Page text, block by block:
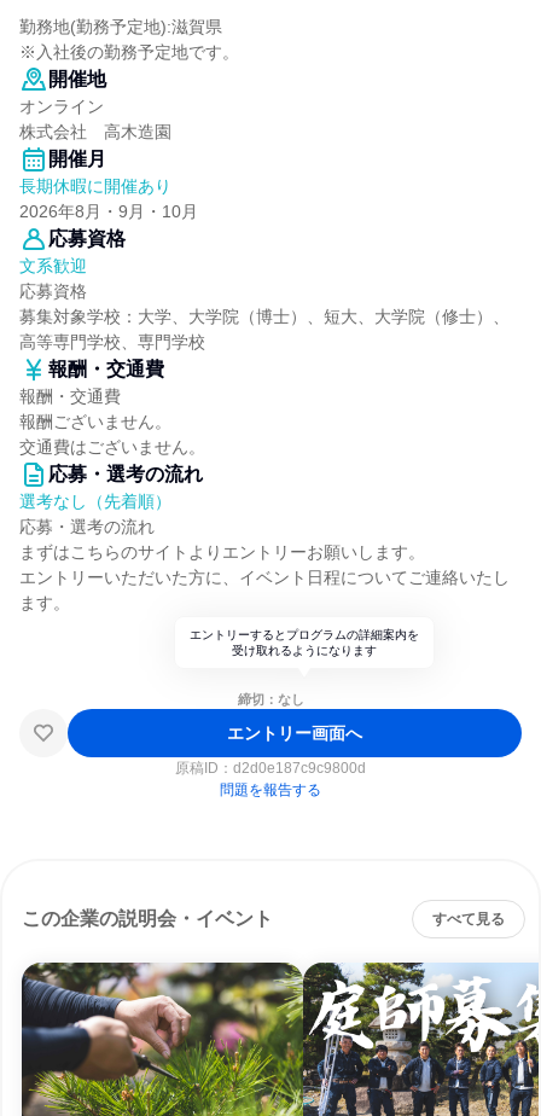
勤務地(勤務予定地):滋賀県
※入社後の勤務予定地です。
開催地
オンライン
株式会社 高木造園
開催月
長期休暇に開催あり
2026年8月・9月・10月
応募資格
文系歓迎
応募資格
募集対象学校：大学、大学院（博士）、短大、大学院（修士）、
高等専門学校、専門学校
報酬・交通費
報酬・交通費
報酬ございません。
交通費はございません。
応募・選考の流れ
選考なし（先着順）
応募・選考の流れ
まずはこちらのサイトよりエントリーお願いします。
エントリーいただいた方に、イベント日程についてご連絡いたし
ます。
エントリーするとプログラムの詳細案内を
受け取れるようになります
締切：なし
エントリー画面へ
原稿ID： d2d0e187c9c9800d
問題を報告する
この企業の説明会・イベント すべて見る